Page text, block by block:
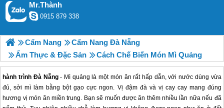
Mr.Thành
0915 879 338
Cẩm Nang
Cẩm Nang Đà Nẵng
Ẩm Thực & Đặc Sản
Cách Chế Biến Món Mì Quảng
hành trình Đà Nẵng- Mì quảng là một món ăn rất hấp dẫn, với nước dùng vừa
đủ, sởi mì làm bằng bột gạo cực ngon. Vị đậm đà và vị cay cay mang đúng
hương vị món ăn miền trung. Bạn sẽ muốn được ăn thêm nhiều lần nữa nếu đã